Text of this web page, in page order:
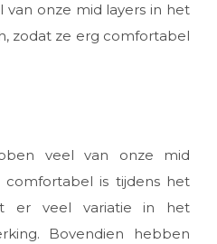
onze mid layers in het
zodat ze erg comfortabel
veel van onze mid
comfortabel is tijdens het
er veel variatie in het
Bovendien hebben